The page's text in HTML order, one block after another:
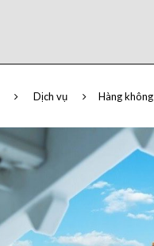
Dịch vụ Hàng không